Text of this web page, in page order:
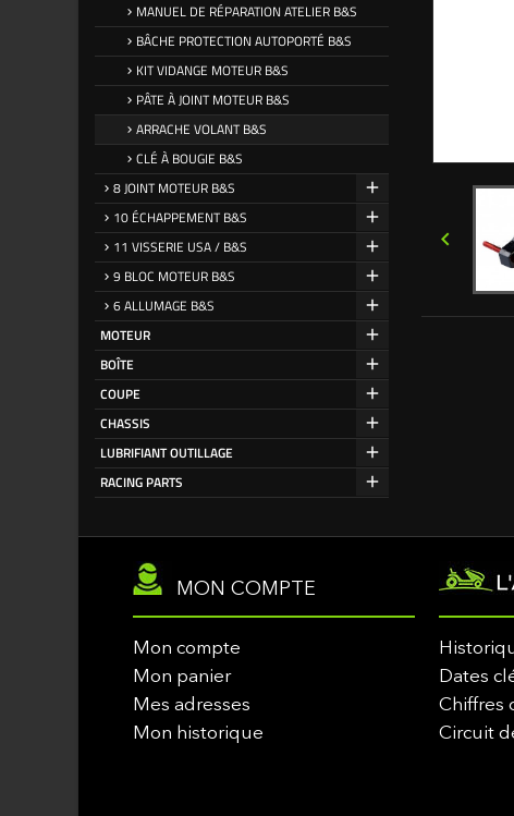
MANUEL DE RÉPARATION ATELIER B&S
BÂCHE PROTECTION AUTOPORTÉ B&S
KIT VIDANGE MOTEUR B&S
PÂTE À JOINT MOTEUR B&S
ARRACHE VOLANT B&S
CLÉ À BOUGIE B&S
8 JOINT MOTEUR B&S
10 ÉCHAPPEMENT B&S
11 VISSERIE USA / B&S
9 BLOC MOTEUR B&S
6 ALLUMAGE B&S
MOTEUR
BOÎTE
COUPE
CHASSIS
LUBRIFIANT OUTILLAGE
RACING PARTS

MON COMPTE
Mon compte
Mon panier
Mes adresses
Mon historique
Dates
Chiffres
Circuit